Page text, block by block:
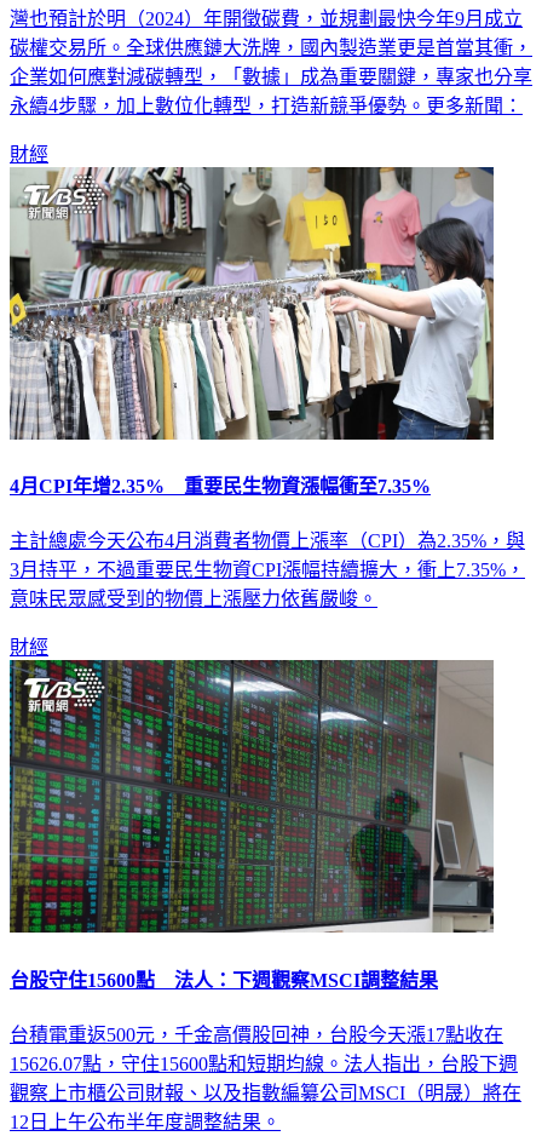
灣也預計於明（2024）年開徵碳費，並規劃最快今年9月成立
碳權交易所。全球供應鏈大洗牌，國內製造業更是首當其衝，
企業如何應對減碳轉型，「數據」成為重要關鍵，專家也分享
永續4步驟，加上數位化轉型，打造新競爭優勢。更多新聞：
財經
4月CPI年增2.35% 重要民生物資漲幅衝至7.35%
主計總處今天公布4月消費者物價上漲率（CPI）為2.35%，與
3月持平，不過重要民生物資CPI漲幅持續擴大，衝上7.35%，
意味民眾感受到的物價上漲壓力依舊嚴峻。
財經
台股守住15600點 法人：下週觀察MSCI調整結果
台積電重返500元，千金高價股回神，台股今天漲17點收在
15626.07點，守住15600點和短期均線。法人指出，台股下週
觀察上市櫃公司財報、以及指數編纂公司MSCI（明晟）將在
12日上午公布半年度調整結果。